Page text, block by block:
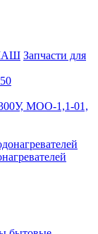
Запчасти для
МОО-1,1-01,